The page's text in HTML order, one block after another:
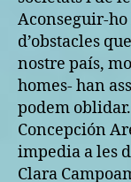
Aconseguir-
d’obstacles
nostre país,
homes- han
podem oblidar.
Concepción
impedia a les
Clara